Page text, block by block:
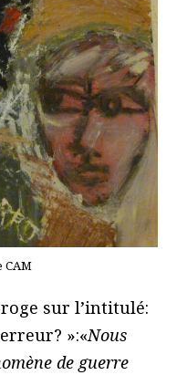
CAM
sur l’intitulé:
»:«Nous
de guerre